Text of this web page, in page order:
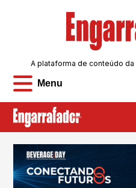
Menu
A plataforma de conteúdo da